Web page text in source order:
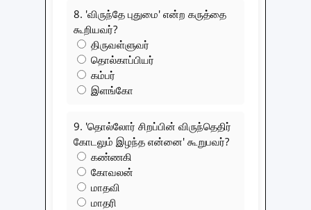
8. 'விருந்தே புதுமை' என்ற கருத்தை
கூறியவர்?
திருவள்ளுவர்
தொல்காப்பியர்
கம்பர்
இளங்கோ
9. 'தொல்லோர் சிறப்பின் விருந்தெதிர்
கோடலும் இழந்த என்னை' கூறுபவர்?
கண்ணகி
கோவலன்
மாதவி
மாதரி